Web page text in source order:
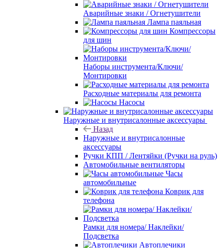
Аварийные знаки / Огнетушители
Лампа паяльная
Компрессоры
для шин
Наборы инструмента/Ключи/
Монтировки
Расходные материалы для ремонта
Насосы
Наружные и внутрисалонные аксессуары
Назад
Наружные и внутрисалонные
аксессуары
Ручки КПП / Лентяйки (Ручки на руль)
Автомобильные вентиляторы
Часы
автомобильные
Коврик для
телефона
Рамки для номера/ Наклейки/
Подсветка
Автоплечики